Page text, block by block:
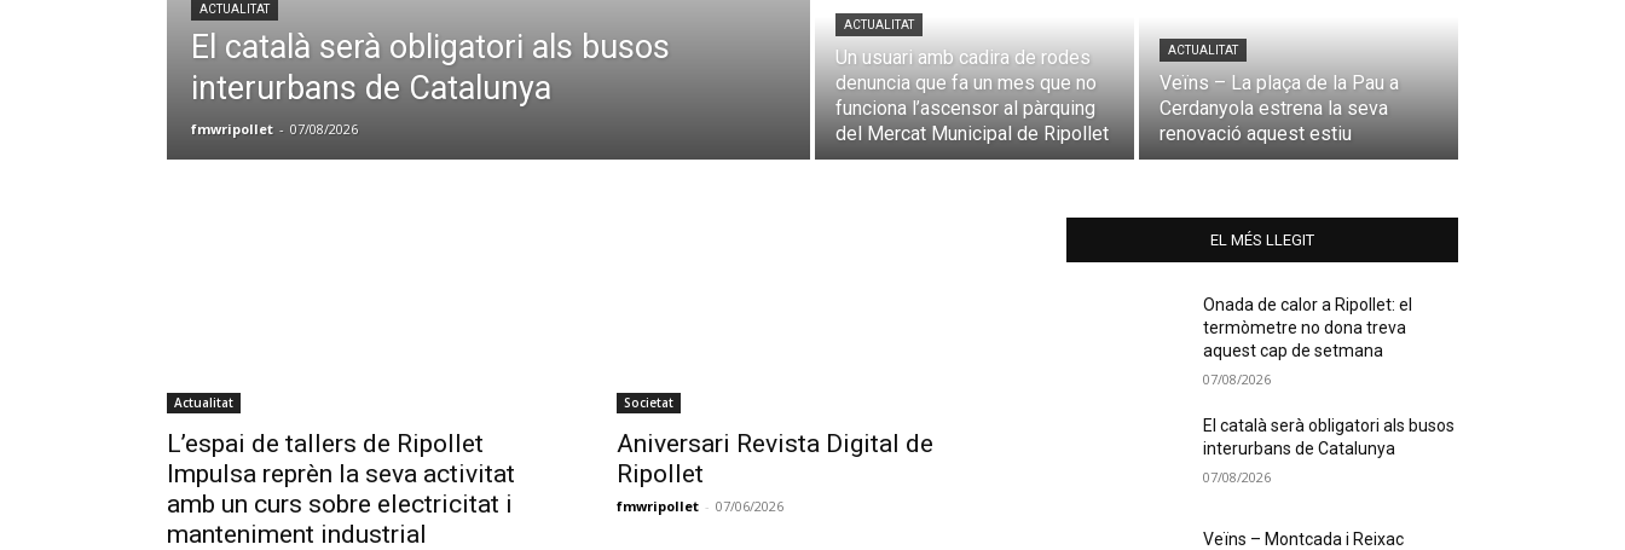
ACTUALITAT
El català serà obligatori als busos
interurbans de Catalunya
fmwripollet - 07/08/2026
ACTUALITAT
Un usuari amb cadira de rodes
denuncia que fa un mes que no
funciona l’ascensor al pàrquing
del Mercat Municipal de Ripollet
ACTUALITAT
Veïns – La plaça de la Pau a
Cerdanyola estrena la seva
renovació aquest estiu
Actualitat
L’espai de tallers de Ripollet
Impulsa reprèn la seva activitat
amb un curs sobre electricitat i
manteniment industrial
Societat
Aniversari Revista Digital de
Ripollet
fmwripollet - 07/06/2026
EL MÉS LLEGIT
Onada de calor a Ripollet: el
termòmetre no dona treva
aquest cap de setmana
07/08/2026
El català serà obligatori als busos
interurbans de Catalunya
07/08/2026
Veïns – Montcada i Reixac